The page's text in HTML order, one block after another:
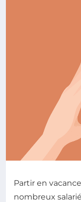
Partir en
nombreux